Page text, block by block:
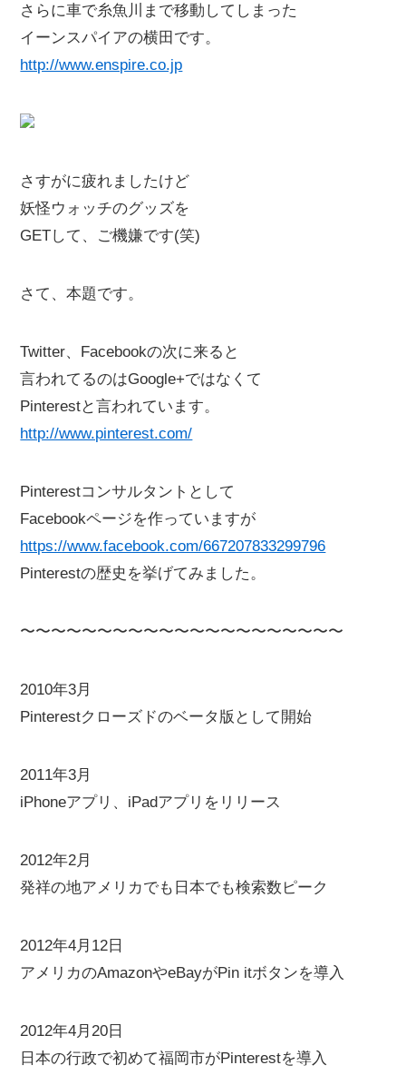
さらに車で糸魚川まで移動してしまった
イーンスパイアの横田です。
http://www.enspire.co.jp
さすがに疲れましたけど
妖怪ウォッチのグッズを
GETして、ご機嫌です(笑)
さて、本題です。
Twitter、Facebookの次に来ると
言われてるのはGoogle+ではなくて
Pinterestと言われています。
http://www.pinterest.com/
Pinterestコンサルタントとして
Facebookページを作っていますが
https://www.facebook.com/667207833299796
Pinterestの歴史を挙げてみました。
〜〜〜〜〜〜〜〜〜〜〜〜〜〜〜〜〜〜〜〜〜
2010年3月
Pinterestクローズドのベータ版として開始
2011年3月
iPhoneアプリ、iPadアプリをリリース
2012年2月
発祥の地アメリカでも日本でも検索数ピーク
2012年4月12日
アメリカのAmazonやeBayがPin itボタンを導入
2012年4月20日
日本の行政で初めて福岡市がPinterestを導入